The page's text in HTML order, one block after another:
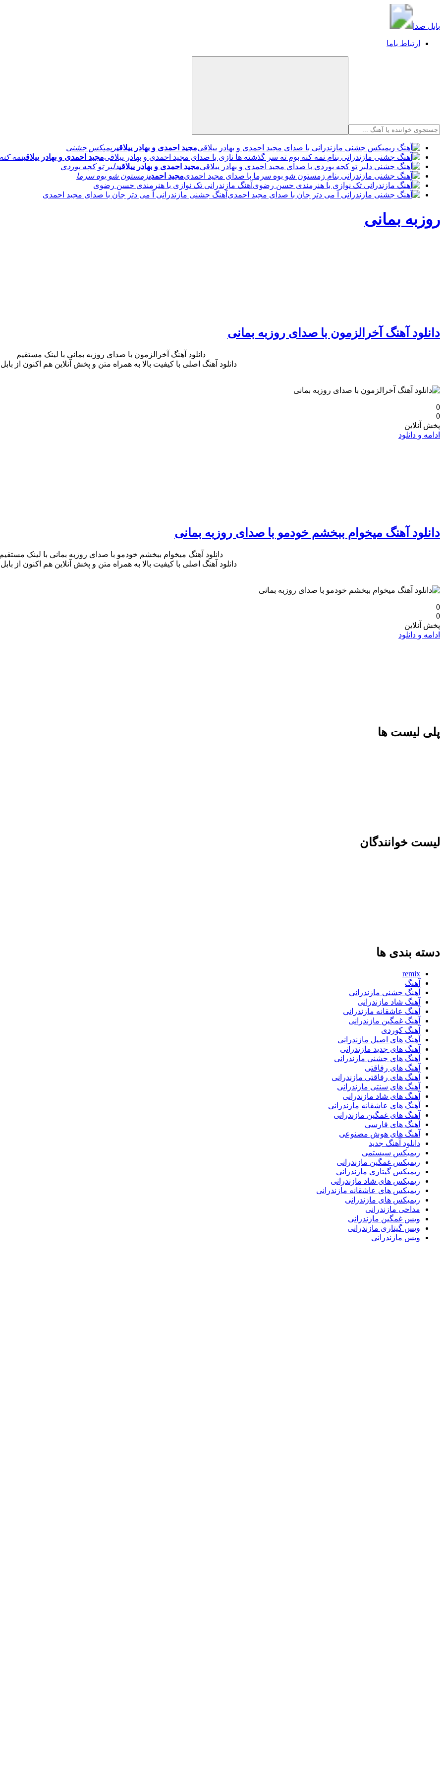
بابل صدا
ارتباط باما
مجید احمدی و بهادر ییلاقیریمیکس جشنی
مجید احمدی و بهادر ییلاقینمه
مجید احمدی و بهادر ییلاقیدلبر تو کجه بوردی
مجید احمدیزمستون شو بوه سرما
آهنگ مازندرانی تک نوازی با هنرمندی حسن رضوی
آهنگ جشنی مازندرانی آ می دتر جان با صدای مجید احمدی
روزبه بمانی
دانلود آهنگ آخرالزمون با صدای روزبه بمانی
دانلود آهنگ آخرالزمون با صدای روزبه بمانی با لینک مستقیم
دانلود آهنگ اصلی با کیفیت بالا به همراه متن و پخش آنلاین هم اکنون از
0
0
پخش آنلاین
ادامه و دانلود
دانلود آهنگ میخوام ببخشم خودمو با صدای روزبه بمانی
دانلود آهنگ میخوام ببخشم خودمو با صدای روزبه بمانی با لینک
دانلود آهنگ اصلی با کیفیت بالا به همراه متن و پخش آنلاین هم اکنون از
0
0
پخش آنلاین
ادامه و دانلود
پلی لیست ها
لیست خوانندگان
دسته بندی ها
remix
آهنگ
آهنگ جشنی مازندرانی
آهنگ شاد مازندرانی
آهنگ عاشقانه مازندرانی
آهنگ غمگین مازندرانی
آهنگ کوردی
آهنگ های اصیل مازندرانی
آهنگ های جدید مازندرانی
آهنگ های جشنی مازندرانی
آهنگ های رفاقتی
آهنگ های رفاقتی مازندرانی
آهنگ های سنتی مازندرانی
آهنگ های شاد مازندرانی
آهنگ های عاشقانه مازندرانی
آهنگ های غمگین مازندرانی
آهنگ های فارسی
آهنگ های هوش مصنوعی
دانلود آهنگ جدید
ریمیکس سیستمی
ریمیکس غمگین مازندرانی
ریمیکس گیتاری مازندرانی
ریمیکس های شاد مازندرانی
ریمیکس های عاشقانه مازندرانی
ریمیکس های مازندرانی
مداحی مازندرانی
ویس غمگین مازندرانی
ویس گیتاری مازندرانی
ویس مازندرانی